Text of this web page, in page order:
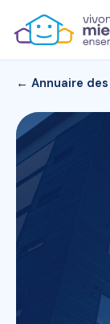
← Annuaire